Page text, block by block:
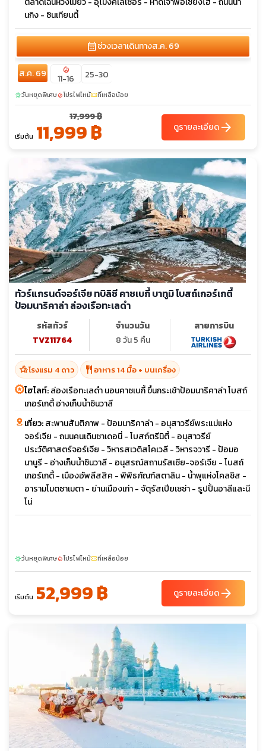
นกิง - ซินเทียนตี้
calendar_monthช่วงเวลาเดินทางส.ค. 69
ส.ค. 69 local_fire_department
11-16 25-30
sunnyวันหยุดพิเศษlocal_fire_departmentโปรไฟไหม้confirmation_numberที่เหลือน้อย
เริ่มต้น
17,999 ฿
11,999 ฿ ดูรายละเอียดarrow_forward
ทัวร์แกรนด์จอร์เจีย ทบิลิซี คาซเบกี้ บาทูมิ โบสถ์เกอร์เกตี้
ป้อมนาริคาล่า ล่องเรือทะเลดำ
รหัสทัวร์
TVZ11764
จำนวนวัน
8 วัน 5 คืน
สายการบิน
hotel_classโรงแรม 4 ดาว restaurant อาหาร 14 มื้อ + บนเครื่อง
ไฮไลท์:ล่องเรือทะเลดำ นอนคาซเบกี้ ขึ้นกระเช้าป้อมนาริคาล่า โบสถ์
เกอร์เกตี้ อ่างเก็บน้ำซินวาลี
เที่ยว:สะพานสันติภาพ - ป้อมนาริคาล่า - อนุสาวรีย์พระแม่แห่ง
จอร์เจีย - ถนนคนเดินชาเดอนี่ - โบสถ์ตรีนิตี้ - อนุสาวรีย์
ประวัติศาสตร์จอร์เจีย - วิหารสเวติสโคเวลี - วิหารจวารี - ป้อมอ
นานูรี - อ่างเก็บน้ำซินวาลี - อนุสรณ์สถานรัสเซีย-จอร์เจีย - โบสถ์
เกอร์เกตี้ - เมืองอัพลีสสิค - พิพิธภัณฑ์สตาลิน - น้ำพุแห่งโคลชิส -
อารามโมตซาเมตา - ย่านเมืองเก่า - จัตุรัสเปียเซซ่า - รูปปั้นอาลีและนี
โน่
sunnyวันหยุดพิเศษlocal_fire_departmentโปรไฟไหม้confirmation_numberที่เหลือน้อย
เริ่มต้น 52,999 ฿ ดูรายละเอียดarrow_forward